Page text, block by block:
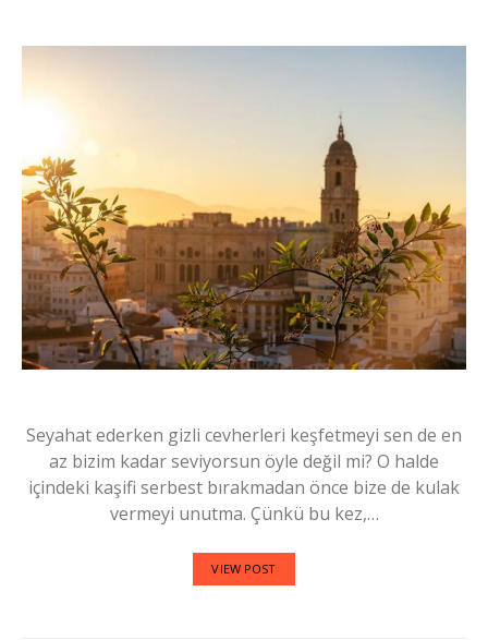
Seyahat ederken gizli cevherleri keşfetmeyi sen de en
az bizim kadar seviyorsun öyle değil mi? O halde
içindeki kaşifi serbest bırakmadan önce bize de kulak
vermeyi unutma. Çünkü bu kez,…
VIEW POST